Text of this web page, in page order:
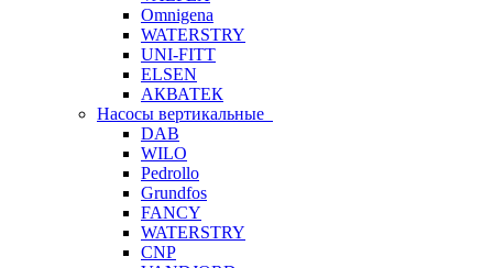
Omnigena
WATERSTRY
UNI-FITT
ELSEN
АКВАТЕК
Насосы вертикальные
DAB
WILO
Pedrollo
Grundfos
FANCY
WATERSTRY
CNP